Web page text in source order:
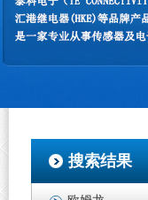
搜索结果